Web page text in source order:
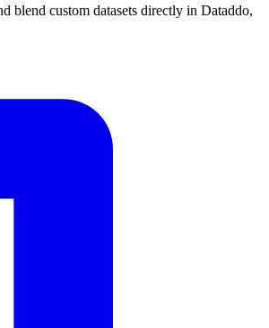
blend custom datasets directly in Dataddo,